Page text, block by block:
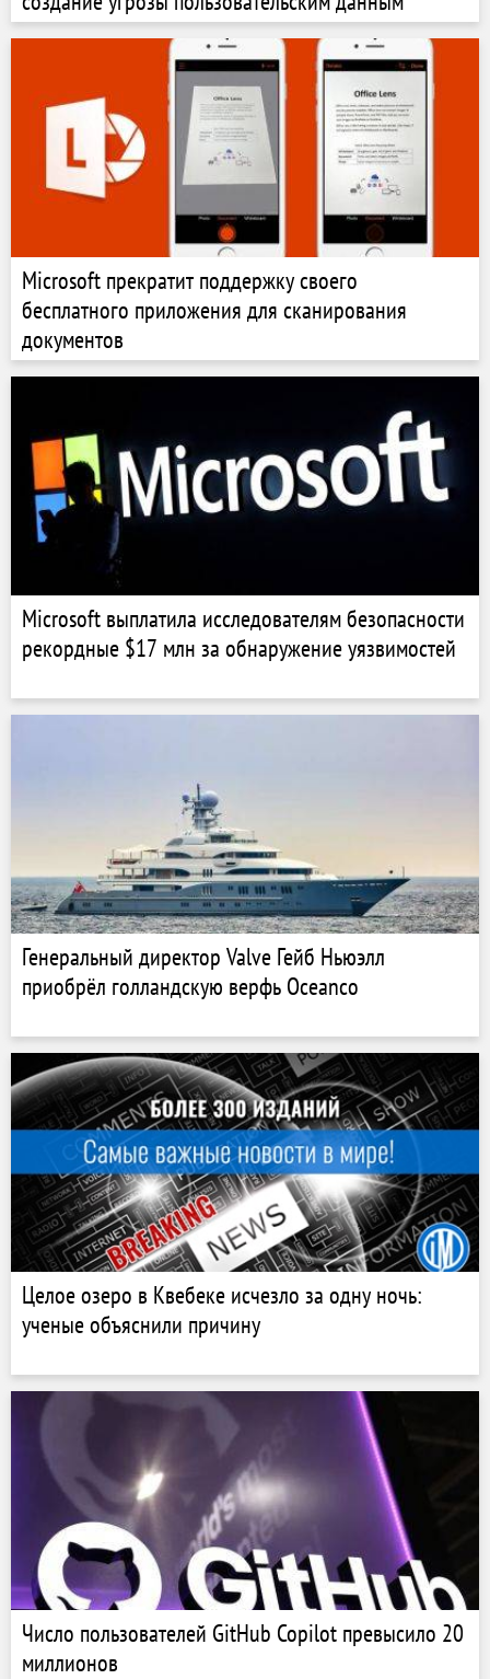
Microsoft прекратит поддержку своего
бесплатного приложения для сканирования
документов
Microsoft выплатила исследователям безопасности
рекордные $17 млн за обнаружение уязвимостей
Генеральный директор Valve Гейб Ньюэлл
приобрёл голландскую верфь Oceanco
Целое озеро в Квебеке исчезло за одну ночь:
ученые объяснили причину
Число пользователей GitHub Copilot превысило 20
миллионов